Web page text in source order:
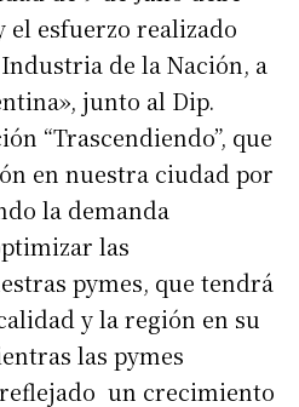
*
el esfuerzo realizado
de la Nación, a
junto al Dip.
“Trascendiendo”, que
en nuestra ciudad por
la demanda
las
pymes, que tendrá
y la región en su
las pymes
un crecimiento